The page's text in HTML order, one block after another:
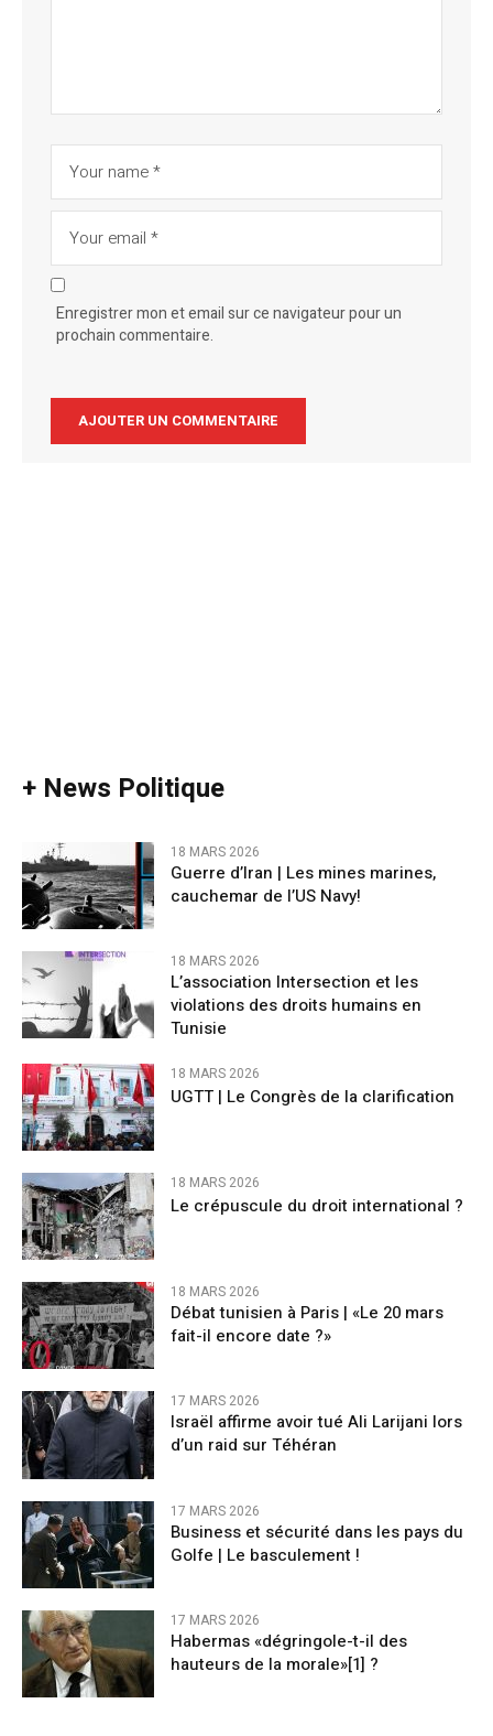
Enregistrer mon et email sur ce navigateur pour un
prochain commentaire.
+ News Politique
18 MARS 2026
Guerre d’Iran | Les mines marines,
cauchemar de l’US Navy!
18 MARS 2026
L’association Intersection et les
violations des droits humains en
Tunisie
18 MARS 2026
UGTT | Le Congrès de la clarification
18 MARS 2026
Le crépuscule du droit international ?
18 MARS 2026
Débat tunisien à Paris | «Le 20 mars
fait-il encore date ?»
17 MARS 2026
Israël affirme avoir tué Ali Larijani lors
d’un raid sur Téhéran
17 MARS 2026
Business et sécurité dans les pays du
Golfe | Le basculement !
17 MARS 2026
Habermas «dégringole-t-il des
hauteurs de la morale»[1] ?